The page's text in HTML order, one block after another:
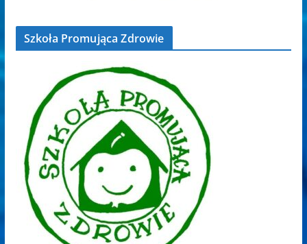
Szkoła Promująca Zdrowie